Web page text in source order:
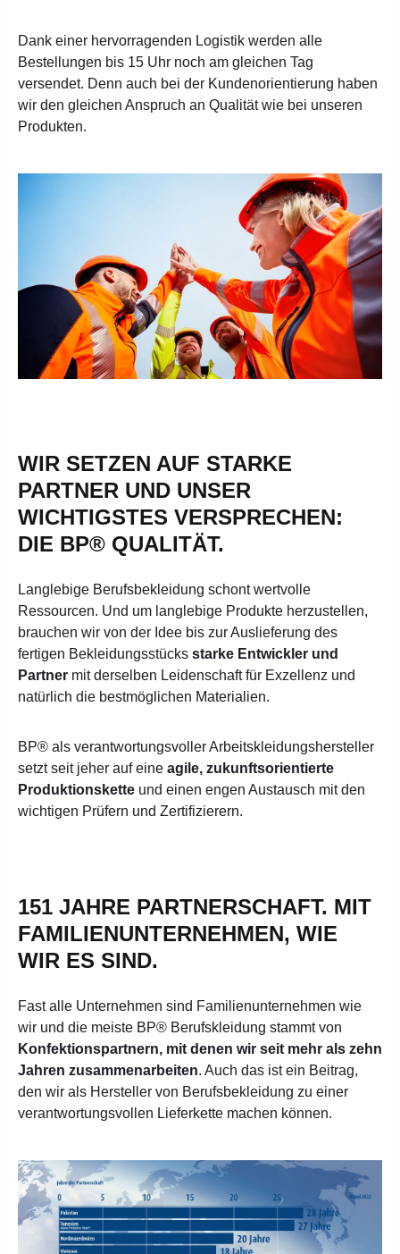
Dank einer hervorragenden Logistik werden alle
Bestellungen bis 15 Uhr noch am gleichen Tag
versendet. Denn auch bei der Kundenorientierung haben
wir den gleichen Anspruch an Qualität wie bei unseren
Produkten.
WIR SETZEN AUF STARKE
PARTNER UND UNSER
WICHTIGSTES VERSPRECHEN:
DIE BP® QUALITÄT.
Langlebige Berufsbekleidung schont wertvolle
Ressourcen. Und um langlebige Produkte herzustellen,
brauchen wir von der Idee bis zur Auslieferung des
fertigen Bekleidungsstücks starke Entwickler und
Partner mit derselben Leidenschaft für Exzellenz und
natürlich die bestmöglichen Materialien.
BP® als verantwortungsvoller Arbeitskleidungshersteller
setzt seit jeher auf eine agile, zukunftsorientierte
Produktionskette und einen engen Austausch mit den
wichtigen Prüfern und Zertifizierern.
151 JAHRE PARTNERSCHAFT. MIT
FAMILIENUNTERNEHMEN, WIE
WIR ES SIND.
Fast alle Unternehmen sind Familienunternehmen wie
wir und die meiste BP® Berufskleidung stammt von
Konfektionspartnern, mit denen wir seit mehr als zehn
Jahren zusammenarbeiten. Auch das ist ein Beitrag,
den wir als Hersteller von Berufsbekleidung zu einer
verantwortungsvollen Lieferkette machen können.